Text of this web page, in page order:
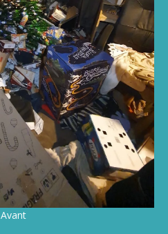
Avant